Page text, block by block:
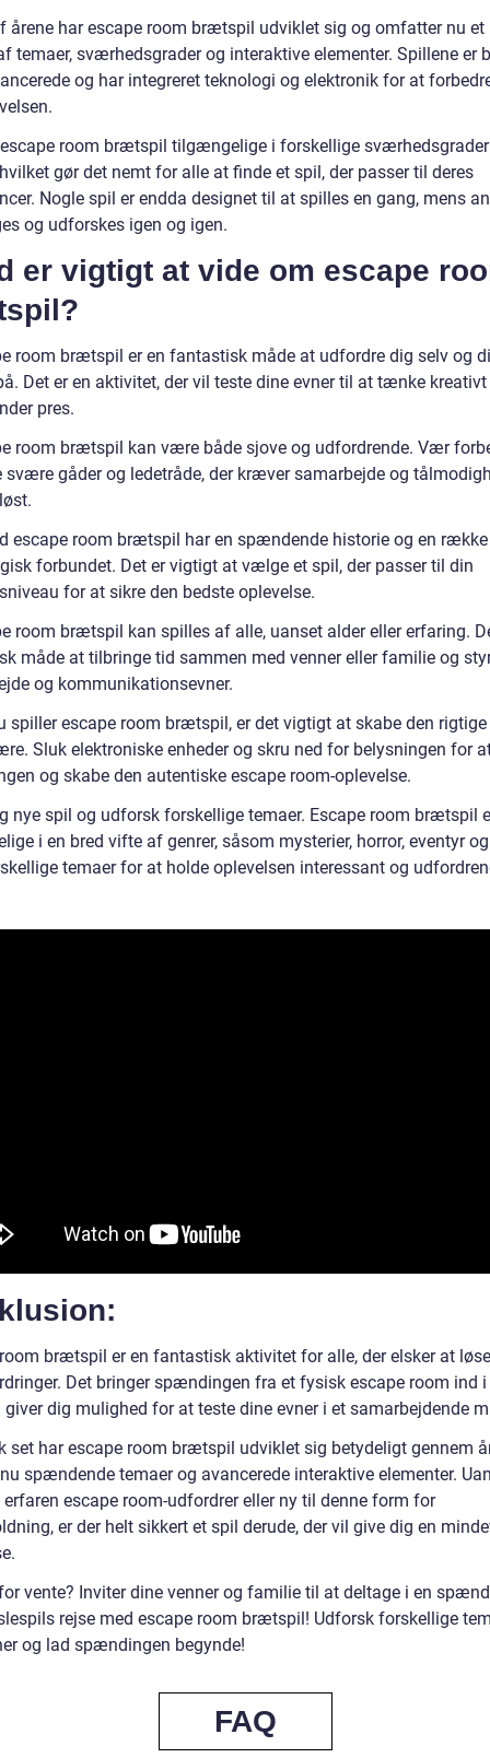
årene har escape room brætspil udviklet sig og omfatter nu et
temaer, sværhedsgrader og interaktive elementer. Spillene er
og har integreret teknologi og elektronik for at
room brætspil tilgængelige i forskellige
gør det nemt for alle at finde et spil, der passer til deres
Nogle spil er endda designet til at spilles en gang, mens
og udforskes igen og igen.
er vigtigt at vide om escape
room brætspil er en fantastisk måde at udfordre dig selv og
Det er en aktivitet, der vil teste dine evner til at tænke
pres.
room brætspil kan være både sjove og udfordrende. Vær
svære gåder og ledetråde, der kræver samarbejde og
escape room brætspil har en spændende historie og en række
forbundet. Det er vigtigt at vælge et spil, der passer til din
for at sikre den bedste oplevelse.
room brætspil kan spilles af alle, uanset alder eller erfaring.
måde at tilbringe tid sammen med venner eller familie og
og kommunikationsevner.
spiller escape room brætspil, er det vigtigt at skabe den rigtige
Sluk elektroniske enheder og skru ned for belysningen for
og skabe den autentiske escape room-oplevelse.
nye spil og udforsk forskellige temaer. Escape room brætspil
i en bred vifte af genrer, såsom mysterier, horror, eventyr
temaer for at holde oplevelsen interessant og
brætspil er en fantastisk aktivitet for alle, der elsker at
Det bringer spændingen fra et fysisk escape room ind
giver dig mulighed for at teste dine evner i et samarbejdende
set har escape room brætspil udviklet sig betydeligt gennem
spændende temaer og avancerede interaktive elementer.
erfaren escape room-udfordrer eller ny til denne form for
er der helt sikkert et spil derude, der vil give dig en
vente? Inviter dine venner og familie til at deltage i en
rejse med escape room brætspil! Udforsk forskellige
og lad spændingen begynde!
FAQ